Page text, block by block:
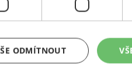
ODMÍTNOUT